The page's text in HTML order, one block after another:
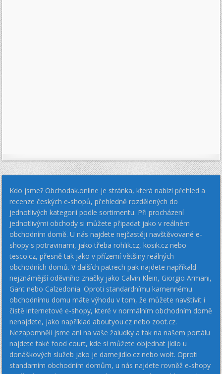
Kdo jsme? Obchodak.online je stránka, která nabízí přehled a
recenze českých e-shopů, přehledně rozdělených do
jednotlivých kategorií podle sortimentu. Při procházení
jednotlivými obchody si můžete připadat jako v reálném
obchodním domě. U nás najdete nejčastěji navštěvované e-
shopy s potravinami, jako třeba rohlik.cz, kosik.cz nebo
tesco.cz, přesně tak jako v přízemí většiny reálných
obchodních domů. V dalších patrech pak najdete napříkald
nejznámější oděvního značky jako Calvin Klein, Giorgio Armani,
Gant nebo Calzedonia. Oproti standardnímu kamennému
obchodnímu domu máte výhodu v tom, že můžete navštívit i
čistě internetové e-shopy, které v normálním obchodním domě
nenajdete, jako například aboutyou.cz nebo zoot.cz.
Nezapomněli jsme ani na vaše žaludky a tak na našem portálu
najdete také food court, kde si můžete objednat jídlo u
donáškových služeb jako je damejidlo.cz nebo wolt. Oproti
standarním obchodním domům, u nás najdete rovněž e-shopy